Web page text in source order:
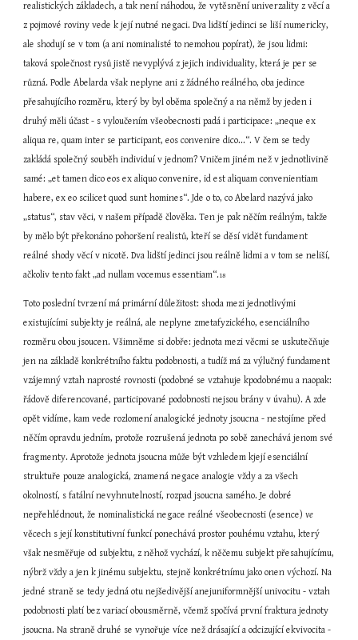
realistických základech, a tak není náhodou, že vytěsnění univerzality z věcí a
z pojmové roviny vede k její nutné negaci. Dva lidští jedinci se liší numericky,
ale shodují se v tom (a ani nominalisté to nemohou popírat), že jsou lidmi:
taková společnost rysů jistě nevyplývá z jejich individuality, která je per se
různá. Podle Abelarda však neplyne ani z žádného reálného, oba jedince
přesahujícího rozměru, který by byl oběma společný a na němž by jeden i
druhý měli účast - s vyloučením všeobecnosti padá i participace: „neque ex
aliqua re, quam inter se participant, eos convenire dico...“. V čem se tedy
zakládá společný souběh individuí v jednom? Vničem jiném než v jednotlivině
samé: „et tamen dico eos ex aliquo convenire, id est aliquam convenientiam
habere, ex eo scilicet quod sunt homines“. Jde o to, co Abelard nazývá jako
„status“, stav věci, v našem případě člověka. Ten je pak něčím reálným, takže
by mělo být překonáno pohoršení realistů, kteří se děsí vidět fundament
reálné shody věcí v nicotě. Dva lidští jedinci jsou reálně lidmi a v tom se neliší,
ačkoliv tento fakt „ad nullam vocemus essentiam“.18
Toto poslední tvrzení má primární důležitost: shoda mezi jednotlivými
existujícími subjekty je reálná, ale neplyne zmetafyzického, esenciálního
rozměru obou jsoucen. Všimněme si dobře: jednota mezi věcmi se uskutečňuje
jen na základě konkrétního faktu podobnosti, a tudíž má za výlučný fundament
vzájemný vztah naprosté rovnosti (podobné se vztahuje kpodobnému a naopak:
řádově diferencované, participované podobnosti nejsou brány v úvahu). A zde
opět vidíme, kam vede rozlomení analogické jednoty jsoucna - nestojíme před
něčím opravdu jedním, protože rozrušená jednota po sobě zanechává jenom své
fragmenty. Aprotože jednota jsoucna může být vzhledem kjejí esenciální
struktuře pouze analogická, znamená negace analogie vždy a za všech
okolností, s fatální nevyhnutelností, rozpad jsoucna samého. Je dobré
nepřehlédnout, že nominalistická negace reálné všeobecnosti (esence)
věcech s její konstitutivní funkcí ponechává prostor pouhému vztahu, který
však nesměřuje od subjektu, z něhož vychází, k něčemu subjekt přesahujícímu,
nýbrž vždy a jen k jinému subjektu, stejně konkrétnímu jako onen výchozí. Na
jedné straně se tedy jedná otu nejšedivější anejuniformnější univocitu - vztah
podobnosti platí bez variací obousměrně, včemž spočívá první fraktura jednoty
jsoucna. Na straně druhé se vynořuje více než drásající a odcizující ekvivocita -